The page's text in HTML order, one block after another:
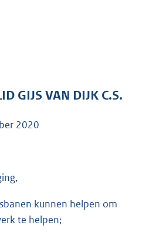
K
GIJS VAN DIJK C.S.
2020
kunnen helpen om
te helpen;